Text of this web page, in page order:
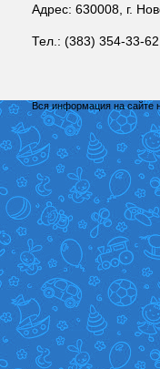
Адрес: 630008, г.
Тел.: (383) 354-33-
Вся информация на сайте